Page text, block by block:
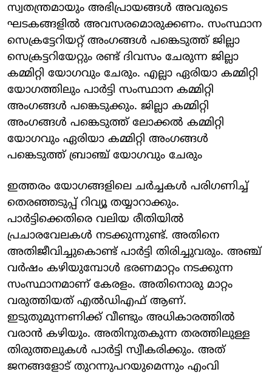
സ്വതന്ത്രമായും അഭിപ്രായങ്ങള്‍ അവരുടെ
ഘടകങ്ങളില്‍ അവസരമൊരുക്കണം. സംസ്ഥാന
സെക്രട്ടേറിയറ്റ് അംഗങ്ങള്‍ പങ്കെടുത്ത് ജില്ലാ
സെക്രട്ടറിയേറ്റും രണ്ട് ദിവസം ചേരുന്ന ജില്ലാ
കമ്മിറ്റി യോഗവും ചേരും. എല്ലാ ഏരിയാ കമ്മിറ്റി
യോഗത്തിലും പാര്‍ട്ടി സംസ്ഥാന കമ്മിറ്റി
അംഗങ്ങള്‍ പങ്കെടുക്കും. ജില്ലാ കമ്മിറ്റി
അംഗങ്ങള്‍ പങ്കെടുത്ത് ലോക്കല്‍ കമ്മിറ്റി
യോഗവും ഏരിയാ കമ്മിറ്റി അംഗങ്ങള്‍
പങ്കെടുത്ത് ബ്രാഞ്ച് യോഗവും ചേരും
ഇത്തരം യോഗങ്ങളിലെ ചര്‍ച്ചകള്‍ പരിഗണിച്ച്
തെരഞ്ഞടുപ്പ് റിവ്യൂ തയ്യാറാക്കും.
പാര്‍ട്ടിക്കെതിരെ വലിയ രീതിയില്‍
പ്രചാരവേലകള്‍ നടക്കുന്നുണ്ട്. അതിനെ
അതിജീവിച്ചുകൊണ്ട് പാര്‍ട്ടി തിരിച്ചുവരും. അഞ്ച്
വര്‍ഷം കഴിയുമ്പോള്‍ ഭരണമാറ്റം നടക്കുന്ന
സംസ്ഥാനമാണ് കേരളം. അതിനൊരു മാറ്റം
വരുത്തിയത് എല്‍ഡിഎഫ് ആണ്.
ഇടുതുമുന്നണിക്ക് വീണ്ടും അധികാരത്തില്‍
വരാന്‍ കഴിയും. അതിനുതകുന്ന തരത്തിലുള്ള
തിരുത്തലുകള്‍ പാര്‍ട്ടി സ്വീകരിക്കും. അത്
ജനങ്ങളോട് തുറന്നുപറയുമെന്നും എംവി